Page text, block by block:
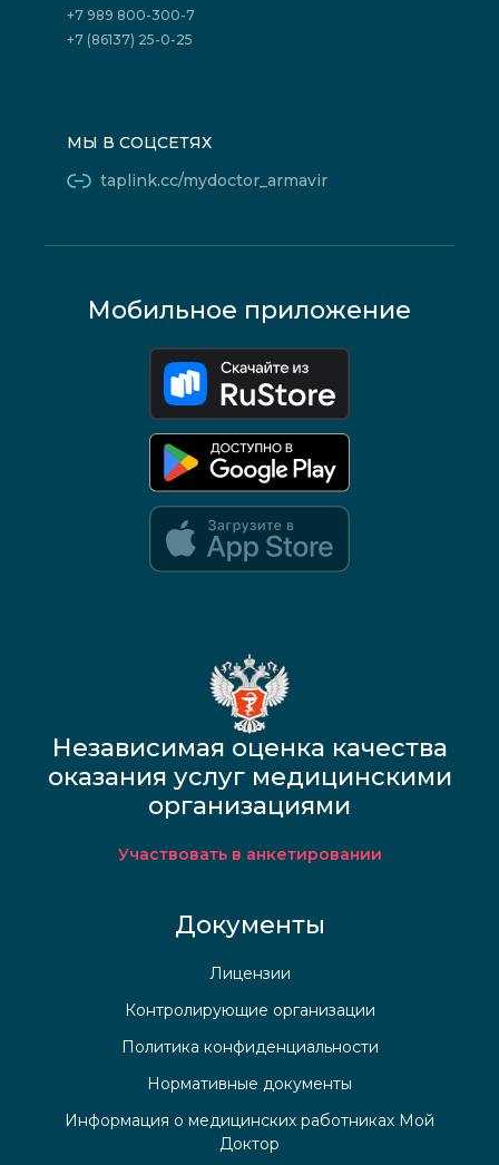
+7 989 800-300-7
+7 (86137) 25-0-25
МЫ В СОЦСЕТЯХ
taplink.cc/mydoctor_armavir
Мобильное приложение
Независимая оценка качества
оказания услуг медицинскими
организациями
Участвовать в анкетировании
Документы
Лицензии
Контролирующие организации
Политика конфиденциальности
Нормативные документы
Информация о медицинских работниках Мой
Доктор